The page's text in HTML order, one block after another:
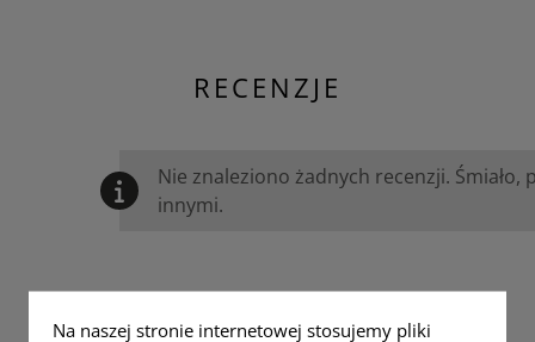
RECENZJE
Nie znaleziono żadnych recenzji.
innymi.
Na naszej stronie internetowej stosujemy pliki